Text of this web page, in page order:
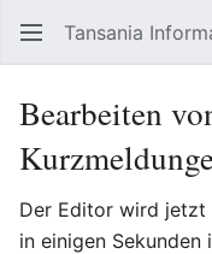
Tansania
Bearbeiten
Der Editor wird jetzt
in einigen Sekunden